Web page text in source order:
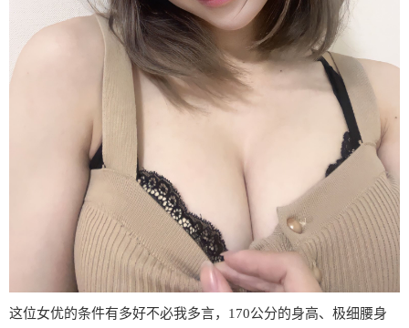
这位女优的条件有多好不必我多言，170公分的身高、极细腰身